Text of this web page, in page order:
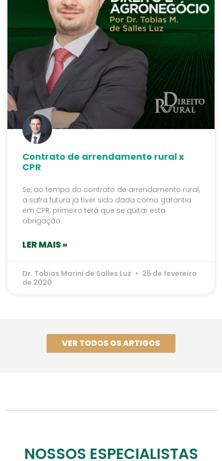
Contrato de arrendamento rural x
CPR
Se, ao tempo do contrato de arrendamento rural,
a safra futura já tiver sido dada como garantia
em CPR, primeiro terá que se quitar esta
obrigação.
LER MAIS »
Dr. Tobias Marini de Salles Luz
25 de fevereiro
de 2020
VER TODOS OS ARTIGOS
NOSSOS ESPECIALISTAS